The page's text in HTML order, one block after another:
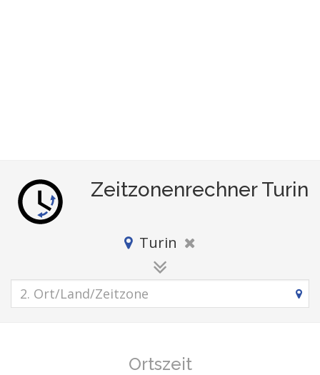
Zeitzonenrechner Turin
Turin
Ortszeit